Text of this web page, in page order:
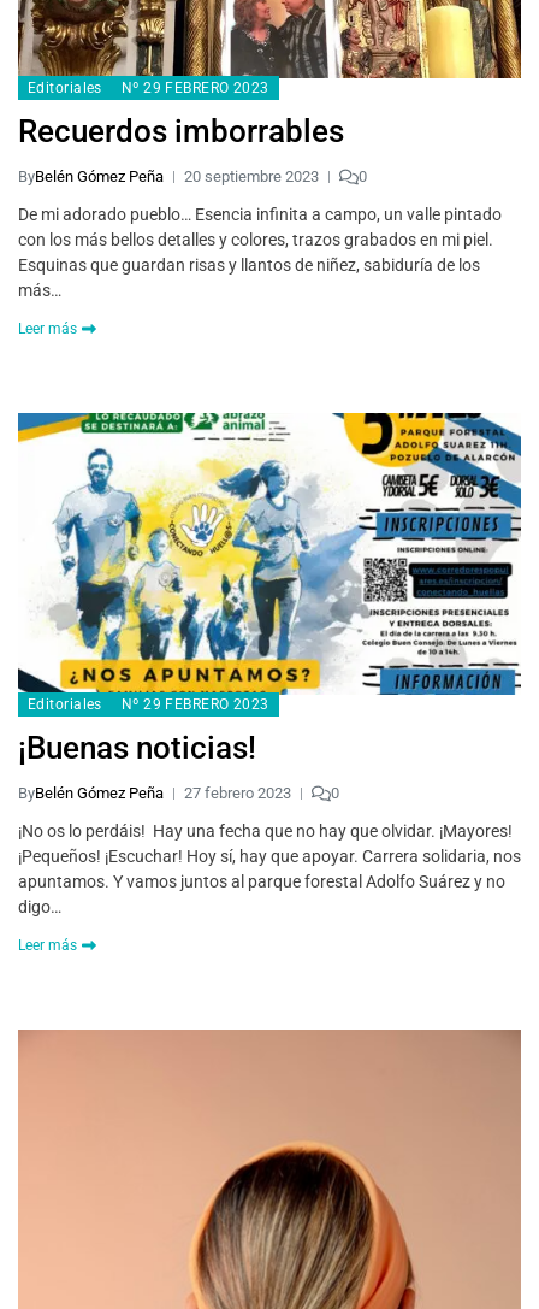
Editoriales Nº 29 FEBRERO 2023
Recuerdos imborrables
ByBelén Gómez Peña 20 septiembre 2023 0
De mi adorado pueblo… Esencia infinita a campo, un valle pintado
con los más bellos detalles y colores, trazos grabados en mi piel.
Esquinas que guardan risas y llantos de niñez, sabiduría de los
más…
Leer más
Editoriales Nº 29 FEBRERO 2023
¡Buenas noticias!
ByBelén Gómez Peña 27 febrero 2023 0
¡No os lo perdáis! Hay una fecha que no hay que olvidar. ¡Mayores!
¡Pequeños! ¡Escuchar! Hoy sí, hay que apoyar. Carrera solidaria, nos
apuntamos. Y vamos juntos al parque forestal Adolfo Suárez y no
digo…
Leer más